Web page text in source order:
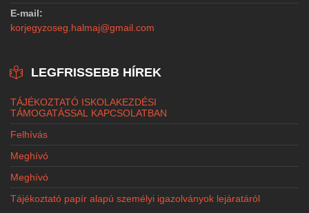
E-mail:
korjegyzoseg.halmaj@gmail.com
LEGFRISSEBB HÍREK
TÁJÉKOZTATÓ ISKOLAKEZDÉSI
TÁMOGATÁSSAL KAPCSOLATBAN
Felhívás
Meghívó
Meghívó
Tájékoztató papír alapú személyi igazolványok lejáratáról